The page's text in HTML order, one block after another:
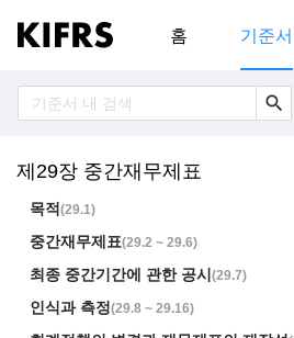
홈 기준서
search
제29장 중간재무제표
목적 (29.1)
중간재무제표(29.2 ~ 29.6)
최종 중간기간에 관한 공시 (29.7)
인식과 측정(29.8 ~ 29.16)